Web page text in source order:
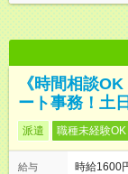
《時間相談
ート事務！土
派遣 職種未経験OK
給与
時給1600